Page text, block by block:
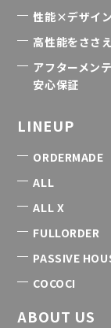
性能×デザイン
高性能をささ
アフターメン
安心保証
LINEUP
ORDERMADE
ALL
ALL X
FULLORDER
PASSIVE
COCOCI
ABOUT US